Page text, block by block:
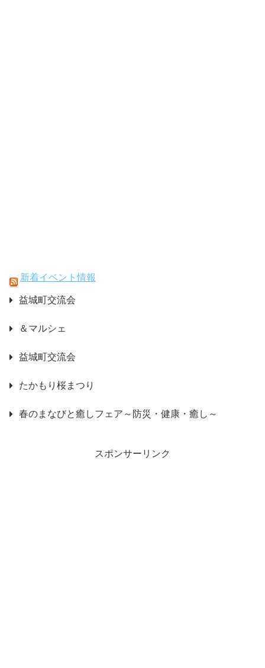
新着イベント情報
益城町交流会
＆マルシェ
益城町交流会
たかもり桜まつり
春のまなびと癒しフェア～防災・健康・癒し～
スポンサーリンク